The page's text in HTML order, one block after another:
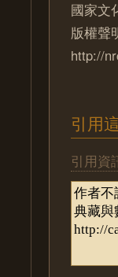
國家文
版權聲
http://
引用
引用資